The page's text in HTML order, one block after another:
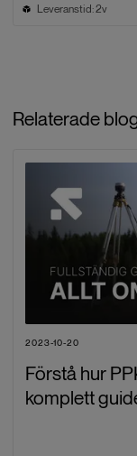
Leveranstid: 2v
Relaterade
2023-10-20
Förstå hur
komplett